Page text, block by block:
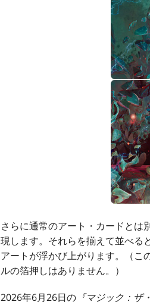
さらに通常のアート・カードとは
現します。それらを揃えて並べ
アートが浮かび上がります。（こ
ルの箔押しはありません。）
2026年6月26日の 『マジック：